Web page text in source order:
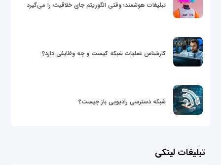
تبلیغات هوشمند؛ وقتی الگوریتم جای خلاقیت را می‌گیرد
کارشناس عملیات شبکه کیست و چه وظایفی دارد؟
شبکه دسترسی رادیویی باز چیست؟
تبلیغات لینکی